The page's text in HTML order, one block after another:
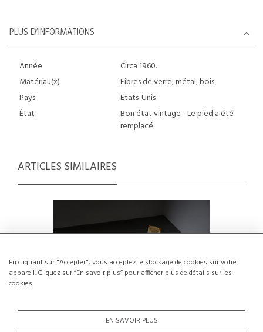
En cliquant sur "Accepter", vous acceptez le stockage de cookies sur votre
appareil. Cliquez sur “En savoir plus” pour afficher plus de détails sur les
cookies
EN SAVOIR PLUS
PLUS D’INFORMATIONS
Année
Circa 1960.
Matériau(x)
Fibres de verre, métal, bois.
Pays
Etats-Unis
État
Bon état vintage - Le pied a été
remplacé.
ARTICLES SIMILAIRES